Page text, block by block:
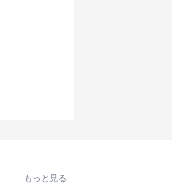
もっと見る